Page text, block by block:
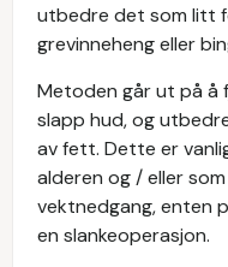
utbedre det som litt
grevinneheng eller
Metoden går ut på å
slapp hud, og
av fett. Dette er
alderen og / eller
vektnedgang, enten
en slankeoperasjon.